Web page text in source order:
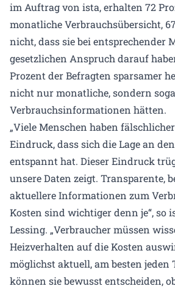
im Auftrag von ista, erhalten 72
monatliche Verbrauchsübersicht,
nicht, dass sie bei entsprechender
gesetzlichen Anspruch darauf
Prozent der Befragten sparsamer
nicht nur monatliche, sondern
Verbrauchsinformationen hätten.
„Viele Menschen haben
Eindruck, dass sich die Lage an
entspannt hat. Dieser Eindruck
unsere Daten zeigt. Transparente,
aktuellere Informationen zum
Kosten sind wichtiger denn je“, so
Lessing. „Verbraucher müssen
Heizverhalten auf die Kosten
möglichst aktuell, am besten jeden
können sie bewusst entscheiden,